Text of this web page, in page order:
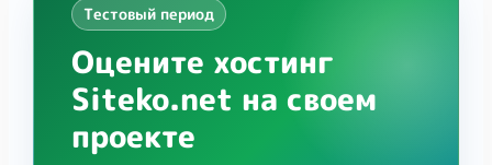
Тестовый период
Оцените хостинг
Siteko.net на своем
проекте